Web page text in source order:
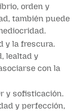
orden y
también puede
y la frescura.
lealtad y
con la
y sofisticación.
y perfección,